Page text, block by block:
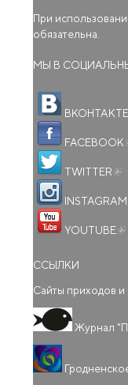
При
обязательна.
МЫ В
ВКОНТАКТЕ
FACEBOOK
TWITTER
INSTAGRAM
YOUTUBE
ССЫЛКИ
Сайты приходов
Журнал